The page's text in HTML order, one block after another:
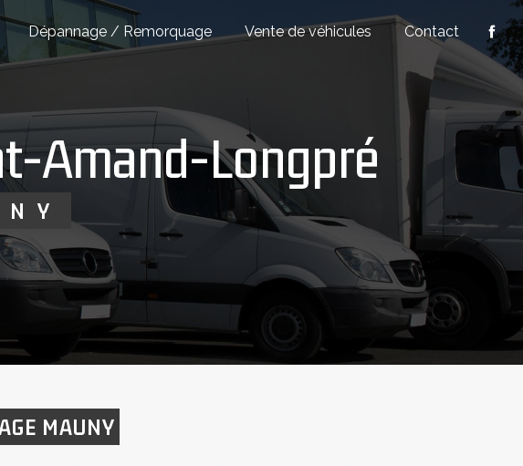
Dépannage / Remorquage Vente de véhicules Contact
Amand-Longpré
MAUNY